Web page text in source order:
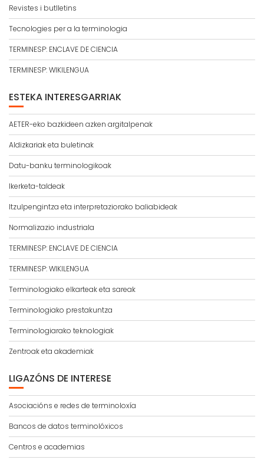
Revistes i butlletins
Tecnologies per a la terminologia
TERMINESP: ENCLAVE DE CIENCIA
TERMINESP: WIKILENGUA
ESTEKA INTERESGARRIAK
AETER-eko bazkideen azken argitalpenak
Aldizkariak eta buletinak
Datu-banku terminologikoak
Ikerketa-taldeak
Itzulpengintza eta interpretaziorako baliabideak
Normalizazio industriala
TERMINESP: ENCLAVE DE CIENCIA
TERMINESP: WIKILENGUA
Terminologiako elkarteak eta sareak
Terminologiako prestakuntza
Terminologiarako teknologiak
Zentroak eta akademiak
LIGAZÓNS DE INTERESE
Asociacións e redes de terminoloxía
Bancos de datos terminolóxicos
Centros e academias